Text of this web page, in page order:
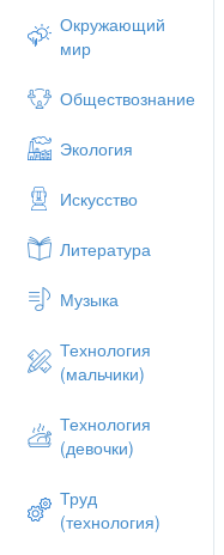
Окружающий
мир
Обществознание
Экология
Искусство
Литература
Музыка
Технология
(мальчики)
Технология
(девочки)
Труд
(технология)